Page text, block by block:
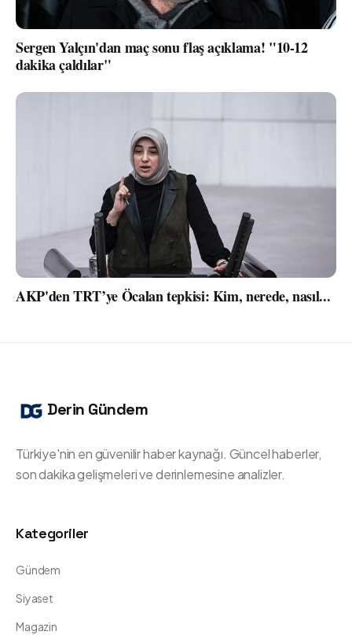
Sergen Yalçın'dan maç sonu flaş açıklama! "10-12
dakika çaldılar"
AKP'den TRT’ye Öcalan tepkisi: Kim, nerede, nasıl...
Derin Gündem
Türkiye'nin en güvenilir haber kaynağı. Güncel haberler,
son dakika gelişmeleri ve derinlemesine analizler.
Kategoriler
Gündem
Siyaset
Magazin